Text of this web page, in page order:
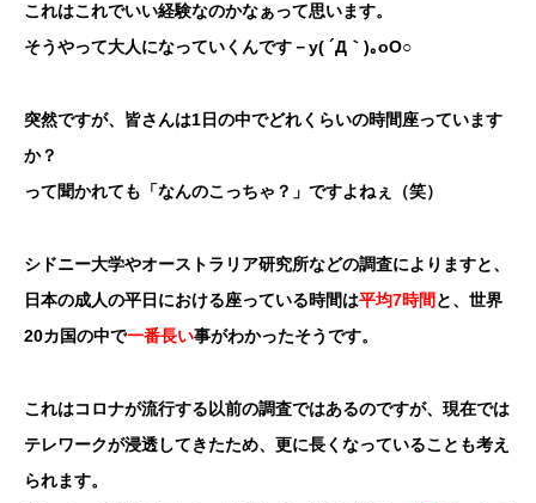
これはこれでいい経験なのかなぁって思います。
そうやって大人になっていくんです－y( ´Д｀)｡oO○
突然ですが、 皆さんは1日の中でどれくらいの時間座っています
か？
って聞かれても「なんのこっちゃ ？」ですよねぇ（笑）
シドニー大学やオーストラリア研究所などの調査によりますと、
日本の成人の平日における座っている時間は平均7時間 と、世界
20カ国の中で一番長い事がわかったそうです。
これはコロナが流行する以前の調査ではあるのですが、現在では
テレワークが浸透してきたため、更に長くなっていることも考え
られます。